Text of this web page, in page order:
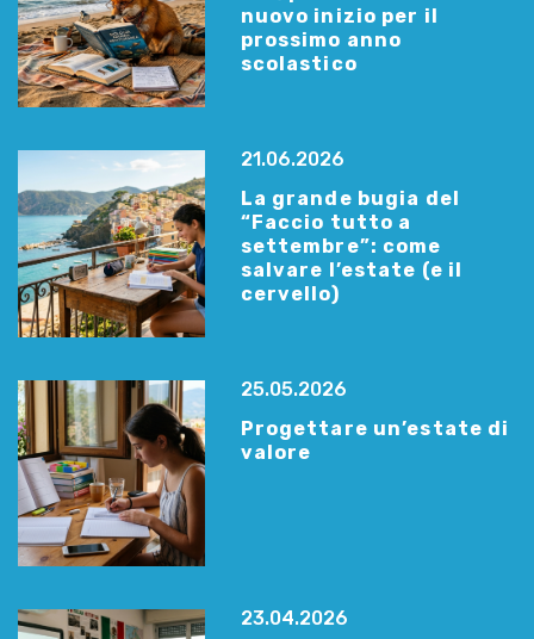
nuovo inizio per il
prossimo anno
scolastico
21.06.2026
La grande bugia del
“Faccio tutto a
settembre”: come
salvare l’estate (e il
cervello)
25.05.2026
Progettare un’estate di
valore
23.04.2026